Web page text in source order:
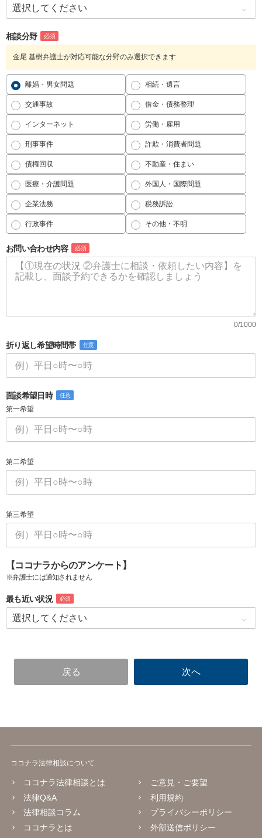
相談分野 必須
金尾 基樹弁護士が対応可能な分野のみ選択できます
離婚・男女問題 相続・遺言
交通事故 借金・債務整理
インターネット 労働・雇用
刑事事件 詐欺・消費者問題
債権回収 不動産・住まい
医療・介護問題 外国人・国際問題
企業法務 税務訴訟
行政事件 その他・不明
お問い合わせ内容 必須
0/1000
折り返し希望時間帯 任意
面談希望日時 任意
第一希望
第二希望
第三希望
【ココナラからのアンケート】
※弁護士には通知されません
最も近い状況 必須
ココナラ法律相談について
ココナラ法律相談とは
法律Q&A
法律相談コラム
ココナラとは
ご意見・ご要望
利用規約
プライバシーポリシー
外部送信ポリシー